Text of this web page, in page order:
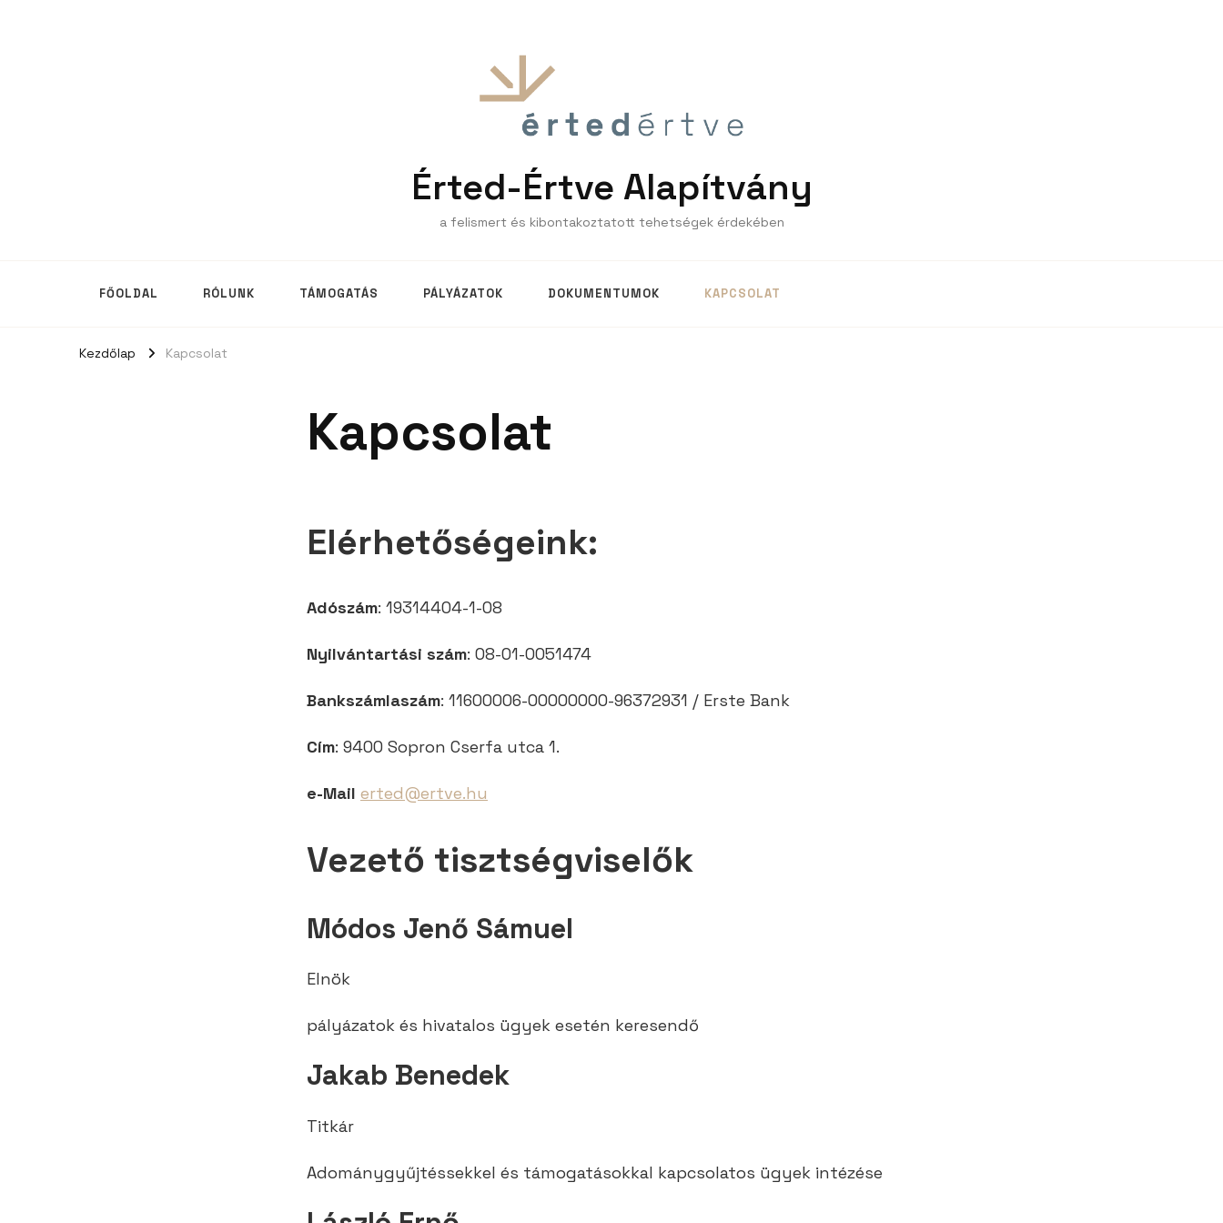
Érted-Értve Alapítvány
a felismert és kibontakoztatott tehetségek érdekében
FŐOLDAL RÓLUNK TÁMOGATÁS PÁLYÁZATOK DOKUMENTUMOK KAPCSOLAT
Kezdőlap Kapcsolat
Kapcsolat
Elérhetőségeink:
Adószám: 19314404-1-08
Nyilvántartási szám: 08-01-0051474
Bankszámlaszám: 11600006-00000000-96372931 / Erste Bank
Cím: 9400 Sopron Cserfa utca 1.
e-Mail erted@ertve.hu
Vezető tisztségviselők
Módos Jenő Sámuel
Elnök
pályázatok és hivatalos ügyek esetén keresendő
Jakab Benedek
Titkár
Adománygyűjtéssekkel és támogatásokkal kapcsolatos ügyek intézése